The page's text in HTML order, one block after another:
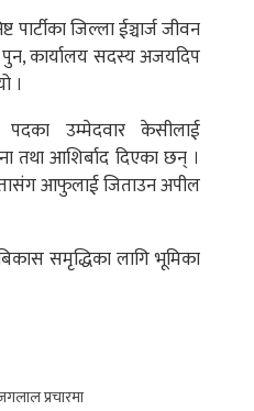
पार्टीका जिल्ला ईञ्चार्ज जीवन
कार्यालय सदस्य अजयदिप
।
पदका उम्मेदवार केसीलाई
तथा आशिर्बाद दिएका छन् ।
आफुलाई जिताउन अपील
समृद्धिका लागि भूमिका
प्रचारमा